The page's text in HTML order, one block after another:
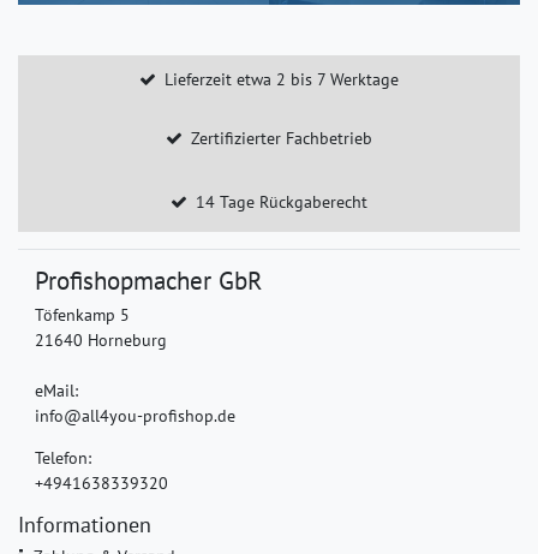
Lieferzeit etwa 2 bis 7 Werktage
Zertifizierter Fachbetrieb
14 Tage Rückgaberecht
Profishopmacher GbR
Töfenkamp 5
21640 Horneburg
eMail:
info@all4you-profishop.de
Telefon:
+4941638339320
Informationen